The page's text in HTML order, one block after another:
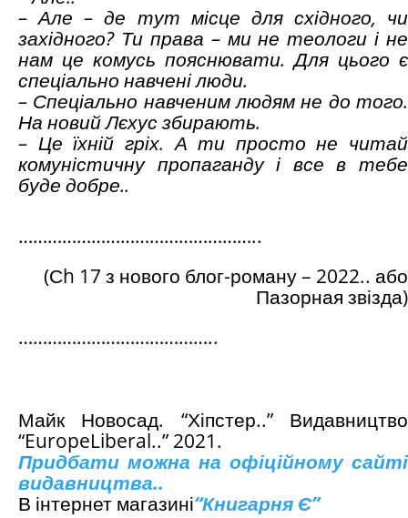
– Але – де тут місце для східного, чи
західного? Ти права – ми не теологи і не
нам це комусь пояснювати. Для цього є
спеціально навчені люди.
– Спеціально навченим людям не до того.
На новий Лєхус збирають.
– Це їхній гріх. А ти просто не читай
комуністичну пропаганду і все в тебе
буде добре..
…………………………………………..
(Сh 17 з нового блог-роману – 2022.. або
Пазорная звізда)
…………………………………..
Майк Новосад. “Хіпстер..” Видавництво
“EuropeLiberal..” 2021.
Придбати можна на офіційному сайті
видавництва..
В інтернет магазині“Книгарня Є”